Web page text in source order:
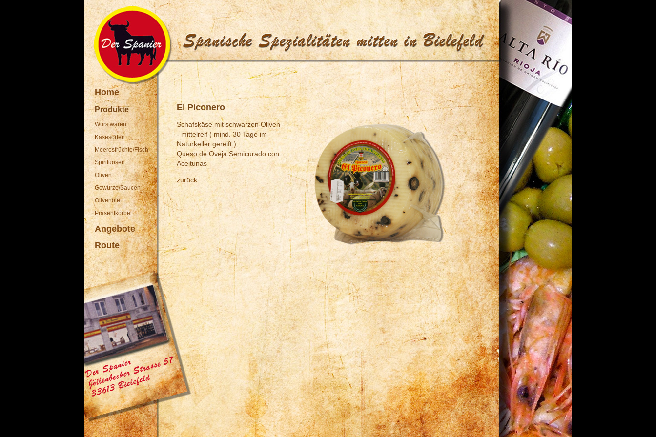
Home
Produkte
Wurstwaren
Käsesorten
Meeresfrüchte/Fisch
Spirituosen
Oliven
Gewürze/Saucen
Olivenöle
Präsentkörbe
Angebote
Route
El Piconero
Schafskäse mit schwarzen Oliven
- mittelreif ( mind. 30 Tage im
Naturkeller gereift )
Queso de Oveja Semicurado con
Aceitunas
zurück